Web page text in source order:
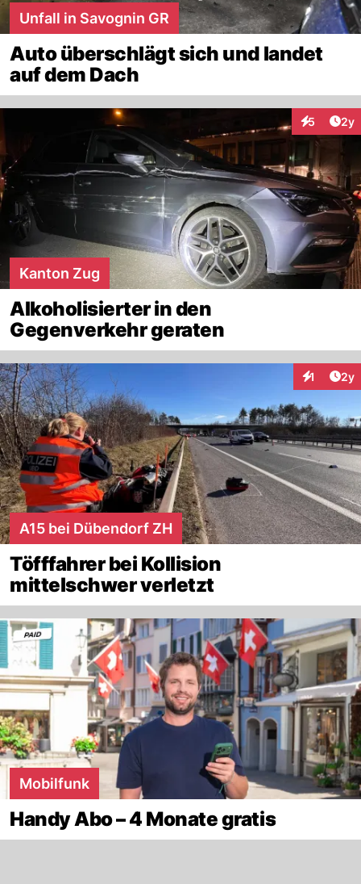
Unfall in Savognin GR
Auto überschlägt sich und landet
auf dem Dach
5 2y
Kanton Zug
Alkoholisierter in den
Gegenverkehr geraten
1 2y
A15 bei Dübendorf ZH
Töfffahrer bei Kollision
mittelschwer verletzt
Mobilfunk
Handy Abo – 4 Monate gratis